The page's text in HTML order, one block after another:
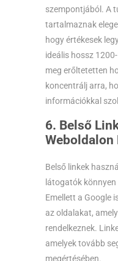
szempontjából. A
tartalmaznak
hogy értékesek
ideális hossz
meg erőltetetten
koncentrálj arra,
információkkal
6. Belső
Weboldalon
Belső linkek
látogatók
Emellett a Google
az oldalakat,
rendelkeznek.
amelyek tovább
megértésében.